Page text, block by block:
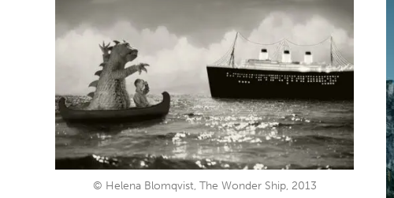
© Helena Blomqvist, The Wonder Ship, 2013